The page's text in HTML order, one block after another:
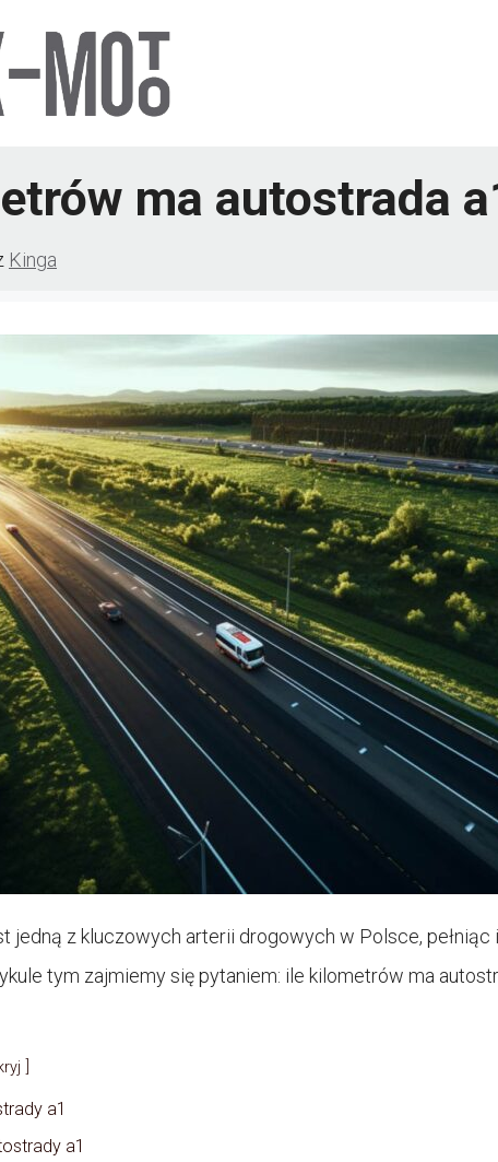
ma autostrada
Kinga
jedną z kluczowych arterii drogowych w Polsce,
tym zajmiemy się pytaniem: ile kilometrów ma
a1
a1